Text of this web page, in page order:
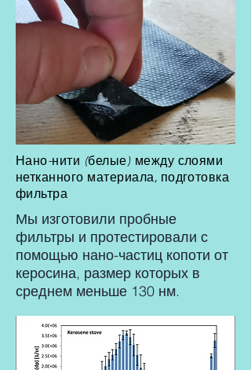
Нано-нити (белые) между слоями
нетканного материала, подготовка
фильтра
Мы изготовили пробные
фильтры и протестировали с
помощью нано-частиц копоти от
керосина, размер которых в
среднем меньше 130 нм.